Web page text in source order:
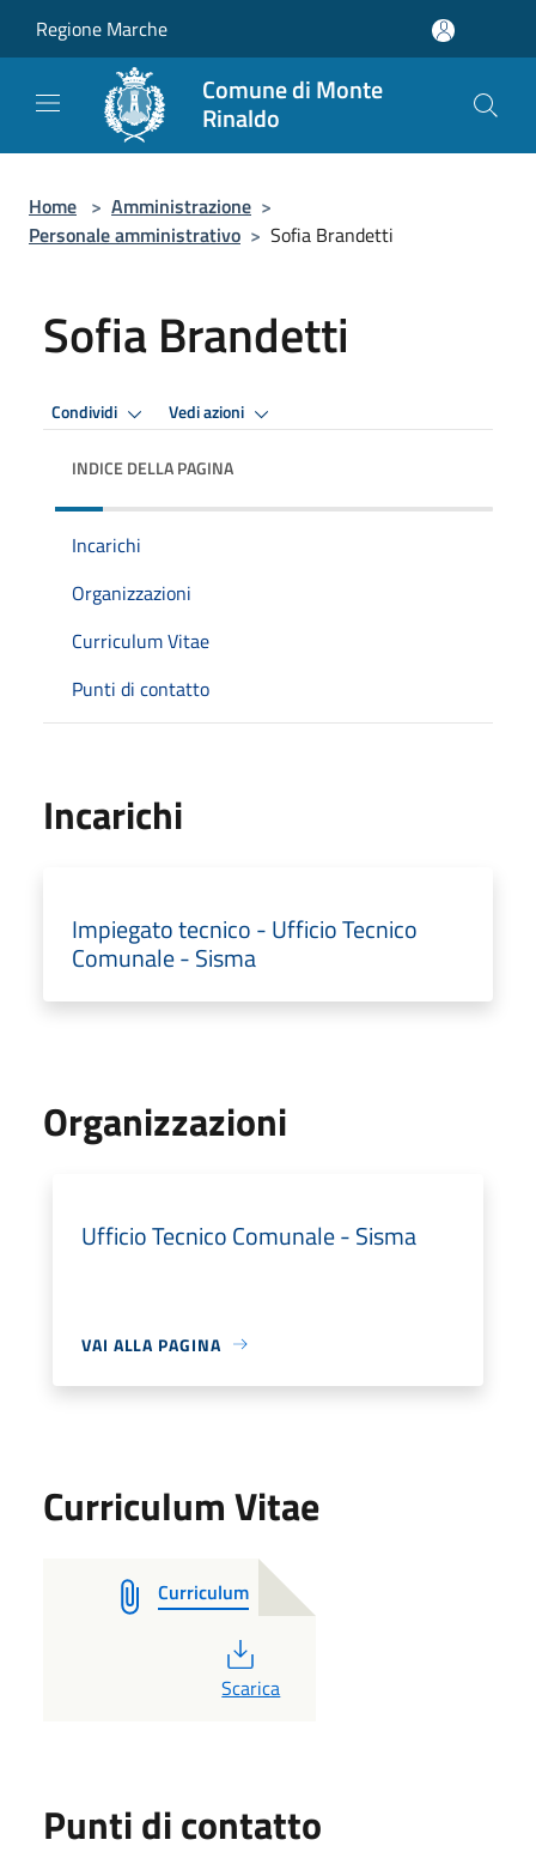
Regione Marche
Comune di Monte
Rinaldo
Home > Amministrazione >
Personale amministrativo > Sofia Brandetti
Sofia Brandetti
Condividi Vedi azioni
INDICE DELLA PAGINA
Incarichi
Organizzazioni
Curriculum Vitae
Punti di contatto
Incarichi
Impiegato tecnico - Ufficio Tecnico
Comunale - Sisma
Organizzazioni
Ufficio Tecnico Comunale - Sisma
VAI ALLA PAGINA
Curriculum Vitae
Curriculum
PDF
Scarica
Punti di contatto